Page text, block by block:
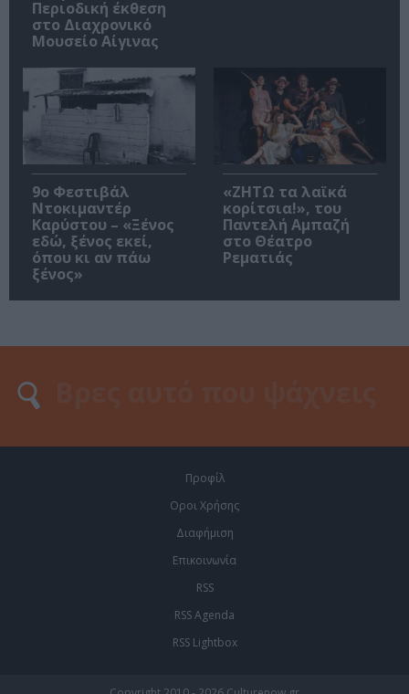
Περιοδική έκθεση
στο Διαχρονικό
Μουσείο Αίγινας
9ο Φεστιβάλ
Ντοκιμαντέρ
Καρύστου – «Ξένος
εδώ, ξένος εκεί,
όπου κι αν πάω
ξένος»
«ΖΗΤΩ τα λαϊκά
κορίτσια!», του
Παντελή Αμπαζή
στο Θέατρο
Ρεματιάς
Προφίλ
Οροι Χρήσης
Διαφήμιση
Επικοινωνία
RSS
RSS Agenda
RSS Lightbox